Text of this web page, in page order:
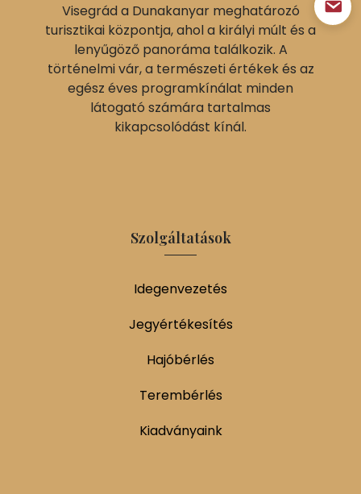
Visegrád a Dunakanyar meghatározó
turisztikai központja, ahol a királyi múlt és a
lenyűgöző panoráma találkozik. A
történelmi vár, a természeti értékek és az
egész éves programkínálat minden
látogató számára tartalmas
kikapcsolódást kínál.
Szolgáltatások
Idegenvezetés
Jegyértékesítés
Hajóbérlés
Terembérlés
Kiadványaink